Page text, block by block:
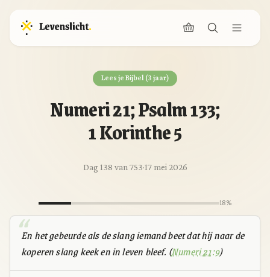
Lees je Bijbel (3 jaar)
Numeri 21; Psalm 133;
1 Korinthe 5
Dag 138 van 753·17 mei 2026
18%
En het gebeurde als de slang iemand beet dat hij naar de
koperen slang keek en in leven bleef. (Numeri 21:9)